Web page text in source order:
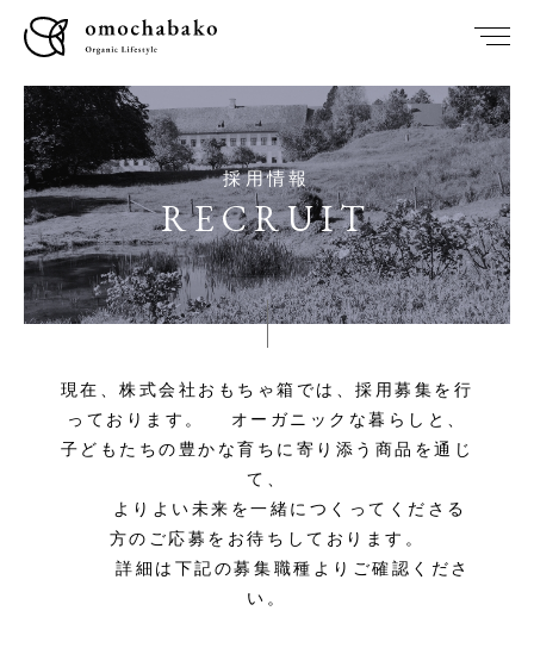
採用情報
RECRUIT
現在、株式会社おもちゃ箱では、採用募集を行
っております。
オーガニックな暮らしと、
子どもたちの豊かな育ちに寄り添う商品を通じ
て、
よりよい未来を一緒につくってくださる
方のご応募をお待ちしております。
詳細は下記の募集職種よりご確認くださ
い。